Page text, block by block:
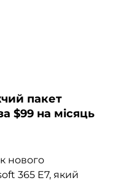
пакет
$99 на місяць
нового
365 E7, який